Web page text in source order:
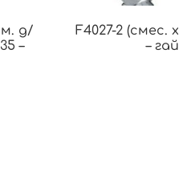
д/
–
F4027-2 (смес.
–